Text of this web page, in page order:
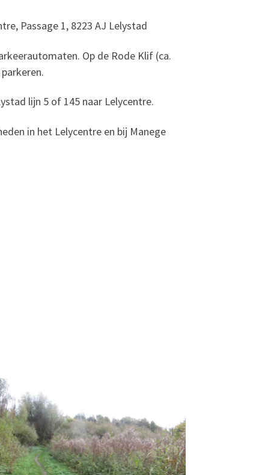
Passage 1, 8223 AJ Lelystad
Op de Rode Klif (ca.
lijn 5 of 145 naar Lelycentre.
in het Lelycentre en bij Manege